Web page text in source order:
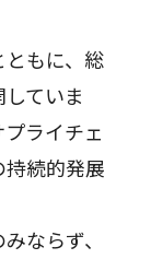
もに、総
ていま
ライチェ
続的発展
ならず、